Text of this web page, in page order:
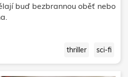
buď bezbrannou oběť nebo
thriller sci-fi